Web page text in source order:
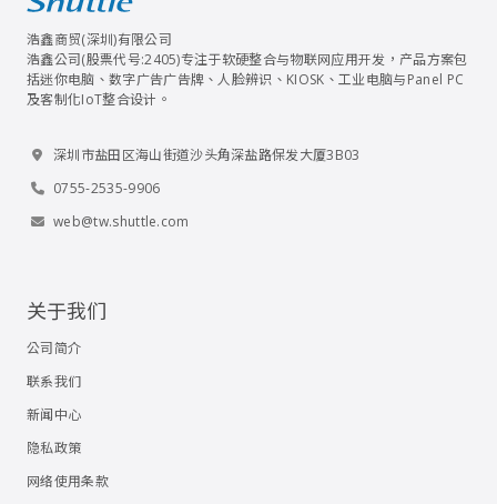
浩鑫商贸(深圳)有限公司
浩鑫公司(股票代号:2405)专注于软硬整合与物联网应用开发，产品方案包
括迷你电脑、数字广告广告牌、人脸辨识、KIOSK、工业电脑与Panel PC
及客制化IoT整合设计。
深圳市盐田区海山街道沙头角深盐路保发大厦3B03
0755-2535-9906
web@tw.shuttle.com
关于我们
公司简介
联系我们
新闻中心
隐私政策
网络使用条款